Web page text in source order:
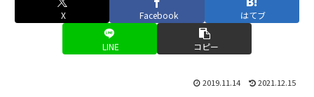
X Facebook はてブ
LINE コピー
2019.11.14 2021.12.15